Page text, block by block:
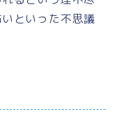
といった不思議